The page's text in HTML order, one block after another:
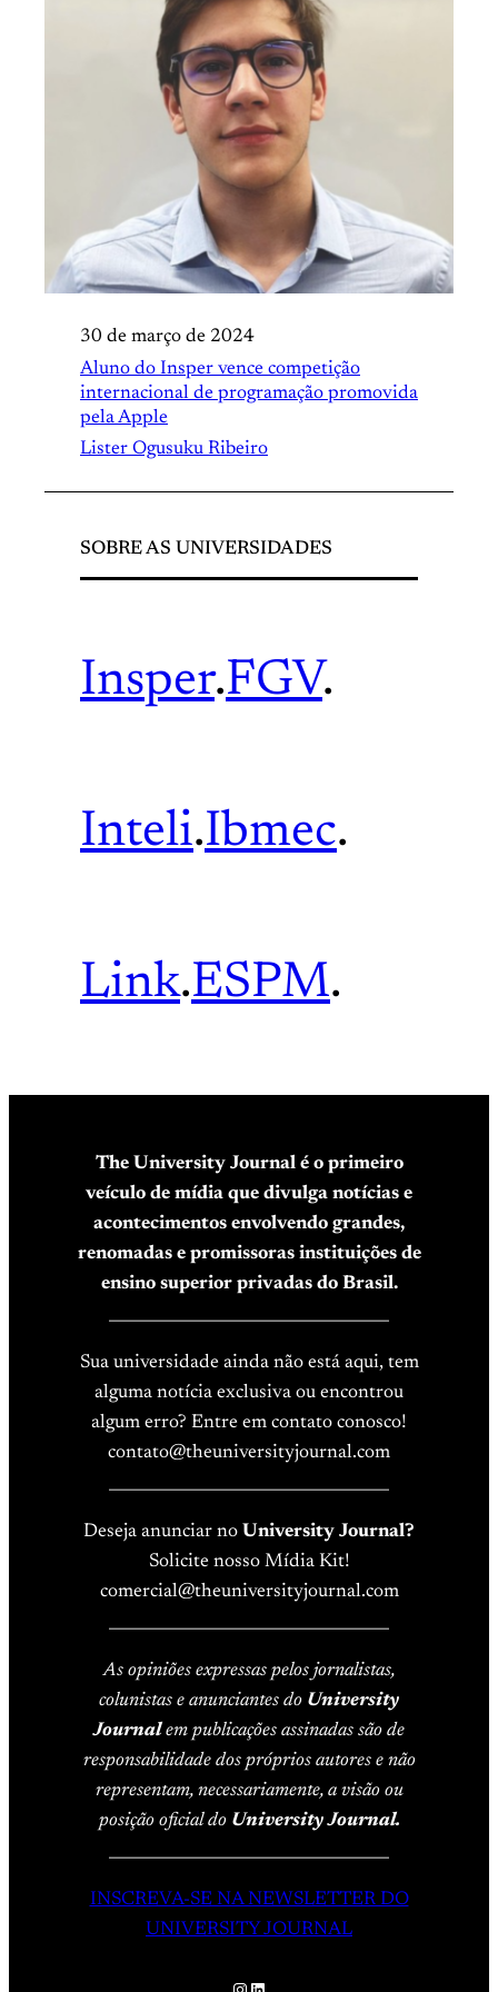
30 de março de 2024
Aluno do Insper vence competição
internacional de programação promovida
pela Apple
Lister Ogusuku Ribeiro
SOBRE AS UNIVERSIDADES
Insper.FGV.
Inteli.Ibmec.
Link.ESPM.
The University Journal é o primeiro
veículo de mídia que divulga notícias e
acontecimentos envolvendo grandes,
renomadas e promissoras instituições de
ensino superior privadas do Brasil.
Sua universidade ainda não está aqui, tem
alguma notícia exclusiva ou encontrou
algum erro? Entre em contato conosco!
contato@theuniversityjournal.com
Deseja anunciar no University Journal?
Solicite nosso Mídia Kit!
comercial@theuniversityjournal.com
As opiniões expressas pelos jornalistas,
colunistas e anunciantes do University
Journalem publicações assinadas são de
responsabilidade dos próprios autores e não
representam, necessariamente, a visão ou
posição oficial do University Journal.
INSCREVA-SE NA NEWSLETTER DO
UNIVERSITY JOURNAL
Instagram
LinkedIn